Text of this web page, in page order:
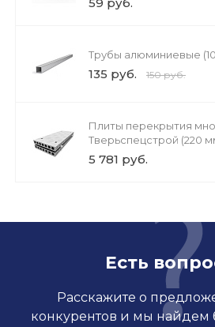
Трубы алюминиевые
135 руб. 150 руб.
Плиты перекрытия
Тверьспецстрой (220
мм)
5 781 руб.
Есть
Расскажите о
конкурентов и мы найдем